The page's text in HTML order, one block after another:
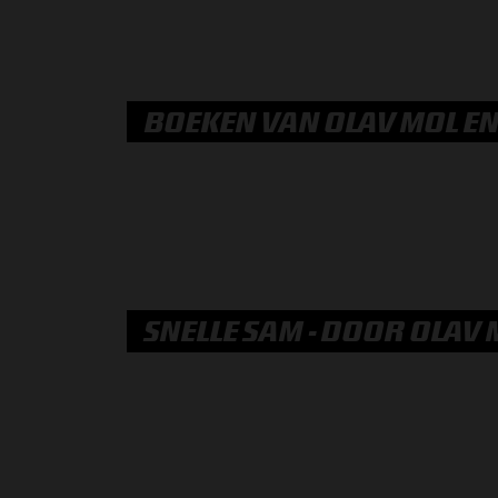
BOEKEN VAN OLAV MOL
SNELLE SAM - DOOR OLAV